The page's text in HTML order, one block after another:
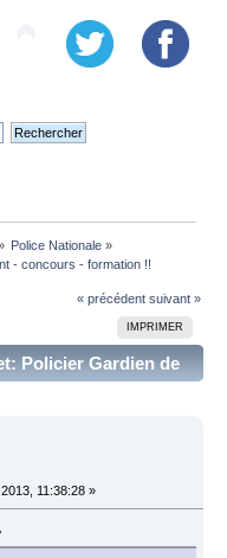
Police Nationale»
- concours - formation !!
« précédent suivant »
IMPRIMER
Policier Gardien de
- formation !!
11:38:28 »